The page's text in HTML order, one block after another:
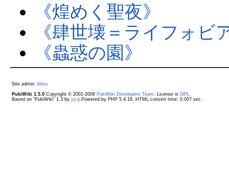
《煌めく聖夜》
《肆世壊＝ライフォビ
《蟲惑の園》
Site admin: Aitsu
PukiWiki 1.5.0Copyright © 2001-2006 PukiWiki Developers Team . License is GPL
Based on "PukiWiki" 1.3 by yu-ji.Powered by PHP 5.4.16. HTML convert time: 0.007 sec.